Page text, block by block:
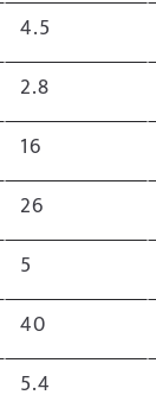
4.5
2.8
16
26
5
40
5.4